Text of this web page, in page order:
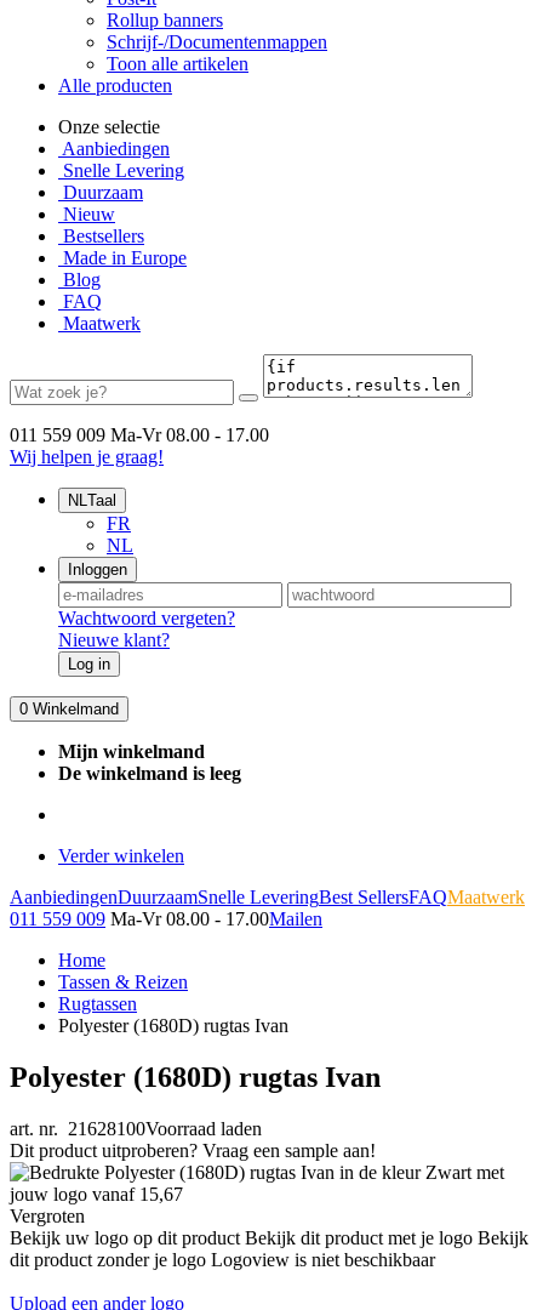
Rollup banners
Schrijf-/Documentenmappen
Toon alle artikelen
Alle producten
Onze selectie
Aanbiedingen
Snelle Levering
Duurzaam
Nieuw
Bestsellers
Made in Europe
Blog
FAQ
Maatwerk
011 559 009 Ma-Vr 08.00 - 17.00
Wij helpen je graag!
NLTaal
FR
NL
Inloggen
Wachtwoord vergeten?
Nieuwe klant?
Log in
0 Winkelmand
Mijn winkelmand
De winkelmand is leeg
Verder winkelen
AanbiedingenDuurzaamSnelle LeveringBest SellersFAQMaatwerk
011 559 009 Ma-Vr 08.00 - 17.00Mailen
Home
Tassen & Reizen
Rugtassen
Polyester (1680D) rugtas Ivan
Polyester (1680D) rugtas Ivan
art. nr. 21628100Voorraad laden
Dit product uitproberen? Vraag een sample aan!
Vergroten
Bekijk uw logo op dit product Bekijk dit product met je logo Bekijk
dit product zonder je logo Logoview is niet beschikbaar
Upload een ander logo